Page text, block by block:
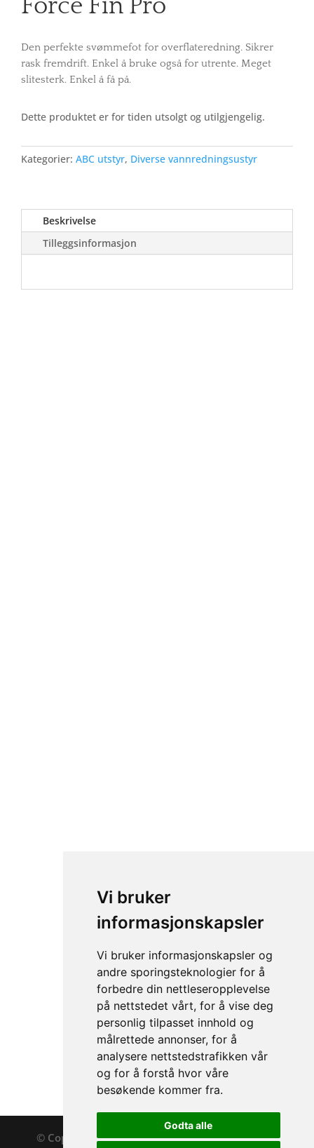
Vi bruker
informasjonskapsler
Vi bruker informasjonskapsler og
andre sporingsteknologier for å
forbedre din nettleseropplevelse
på nettstedet vårt, for å vise deg
personlig tilpasset innhold og
målrettede annonser, for å
analysere nettstedstrafikken vår
og for å forstå hvor våre
besøkende kommer fra.
Godta alle
Force Fin Pro
Den perfekte svømmefot for overflateredning. Sikrer
rask fremdrift. Enkel å bruke også for utrente. Meget
slitesterk. Enkel å få på.
Dette produktet er for tiden utsolgt og utilgjengelig.
Kategorier: ABC utstyr, Diverse vannredningsustyr
Beskrivelse
Tilleggsinformasjon
Tusa Snorkel Foldable
© Copyright 2020HOVDesigned ByHorn Digital